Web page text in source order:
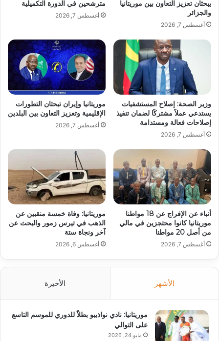
يبحثان تعزيز التعاون بين موريتانيا
والجزائر
أغسطس 7, 2026
مترشحين في الدورة التكميلية
أغسطس 7, 2026
وزير الصحة: إصلاح المستشفيات
يستدعي عملاً مشتركًا لضمان تنفيذ
إصلاحات فعالة ومستدامة
أغسطس 7, 2026
موريتانيا وإيران تبحثان التطورات
الإقليمية وتعزيز التعاون بين البلدين
أغسطس 7, 2026
أنباء عن الإفراج عن 18 مواطنا
موريتانيا كانوا محتجزين في مالي
من أصل 20 مواطنا
أغسطس 7, 2026
موريتانيا: وفاة خمسة منقبين عن
الذهب في تيرس زمور والبحث عن
آخر ونجاة ستة
أغسطس 6, 2026
الأشهر الأخيرة
موريتانيا: نادي نواذيبو بطلاً للدوري للموسم التاسع
على التوالي
مايو 24, 2026